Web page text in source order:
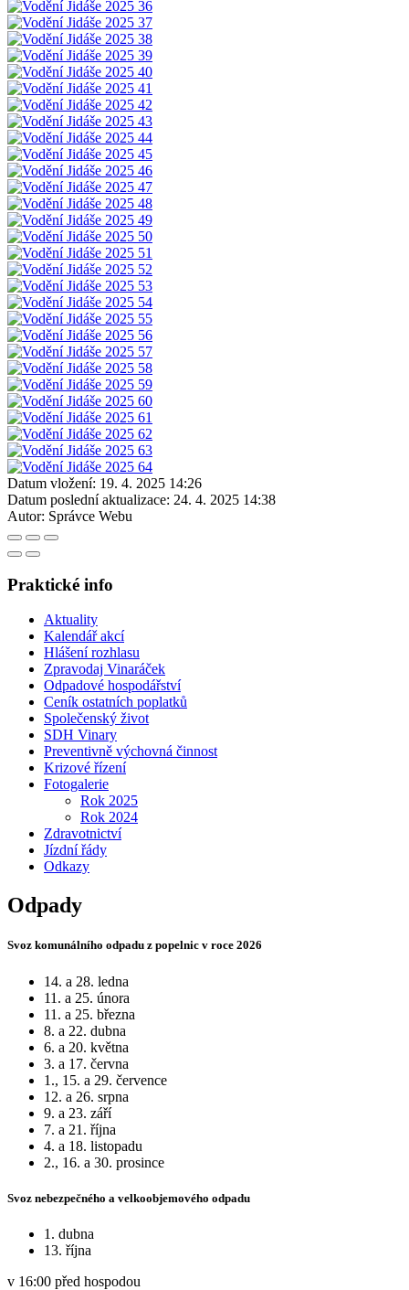
Datum vložení: 19. 4. 2025 14:26
Datum poslední aktualizace: 24. 4. 2025 14:38
Autor: Správce Webu
Praktické info
Aktuality
Kalendář akcí
Hlášení rozhlasu
Zpravodaj Vinaráček
Odpadové hospodářství
Ceník ostatních poplatků
Společenský život
SDH Vinary
Preventivně výchovná činnost
Krizové řízení
Fotogalerie
Rok 2025
Rok 2024
Zdravotnictví
Jízdní řády
Odkazy
Odpady
Svoz komunálního odpadu z popelnic v roce 2026
14. a 28. ledna
11. a 25. února
11. a 25. března
8. a 22. dubna
6. a 20. května
3. a 17. června
1., 15. a 29. července
12. a 26. srpna
9. a 23. září
7. a 21. října
4. a 18. listopadu
2., 16. a 30. prosince
Svoz nebezpečného a velkoobjemového odpadu
1. dubna
13. října
v 16:00 před hospodou